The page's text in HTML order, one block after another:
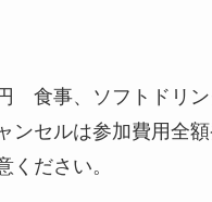
食事、ソフトドリ
ンセルは参加費用全
ください。